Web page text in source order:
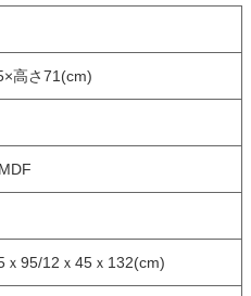
高さ71(cm)
ｘ95/12ｘ45ｘ132(cm)